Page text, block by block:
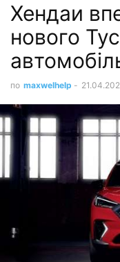
Хендаи
нового
по maxwelhelp -